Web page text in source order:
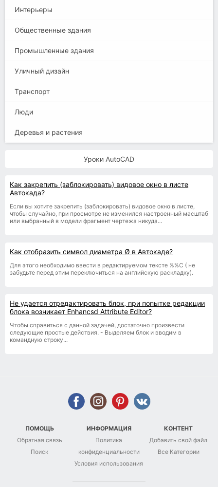
Интерьеры
Общественные здания
Промышленные здания
Уличный дизайн
Транспорт
Люди
Деревья и растения
Уроки AutoCAD
Как закрепить (заблокировать) видовое окно в листе
Автокада?
Если вы хотите закрепить (заблокировать) видовое окно в листе,
чтобы случайно, при просмотре не изменился настроенный масштаб
или выбранный в модели фрагмент чертежа никуда...
Как отобразить символ диаметра Ø в Автокаде?
Для этого необходимо ввести в редактируемом тексте %%С ( не
забудьте перед этим переключиться на английскую раскладку).
Не удается отредактировать блок, при попытке редакции
блока возникает Enhancsd Attribute Editor?
Чтобы справиться с данной задачей, достаточно произвести
следующие простые действия. - Выделяем блок и вводим в
командную строку...
ПОМОЩЬ
Обратная связь
Поиск
ИНФОРМАЦИЯ
Политика
конфиденциальности
Условия использования
КОНТЕНТ
Добавить свой файл
Все Категории